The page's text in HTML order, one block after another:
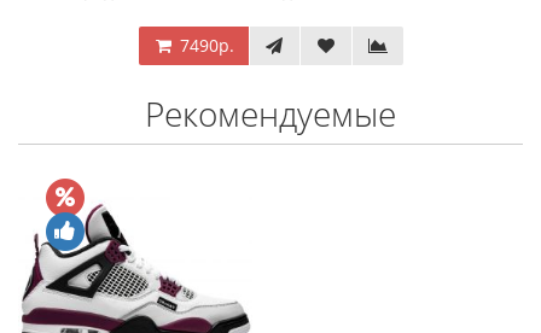
7490р.
Рекомендуемые